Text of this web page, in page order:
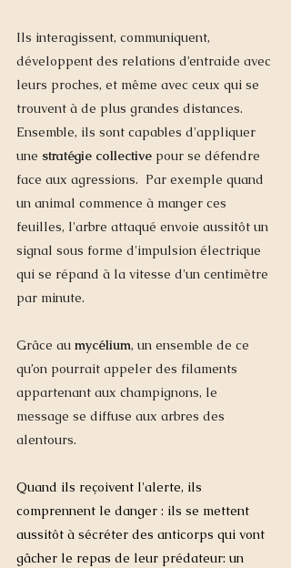
Ils interagissent, communiquent,
développent des relations d’entraide avec
leurs proches, et même avec ceux qui se
trouvent à de plus grandes distances.
Ensemble, ils sont capables d'appliquer
une stratégie collective pour se défendre
face aux agressions.  Par exemple quand
un animal commence à manger ces
feuilles, l'arbre attaqué envoie aussitôt un
signal sous forme d'impulsion électrique
qui se répand à la vitesse d'un centimètre
par minute.
Grâce au mycélium, un ensemble de ce
qu’on pourrait appeler des filaments
appartenant aux champignons, le
message se diffuse aux arbres des
alentours.
Quand ils reçoivent l'alerte, ils
comprennent le danger : ils se mettent
aussitôt à sécréter des anticorps qui vont
gâcher le repas de leur prédateur: un